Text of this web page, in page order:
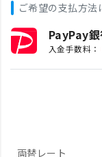
ご希望の支払方法
PayPay銀
入金手数料：
両替レート